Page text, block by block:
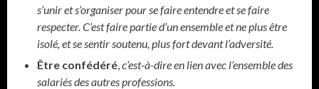
s’unir et s’organiser pour se faire entendre et se faire
respecter. C’est faire partie d’un ensemble et ne plus être
isolé, et se sentir soutenu, plus fort devant l’adversité.
Être confédéré ,c’est-à-dire en lien avec l’ensemble des
salariés des autres professions.